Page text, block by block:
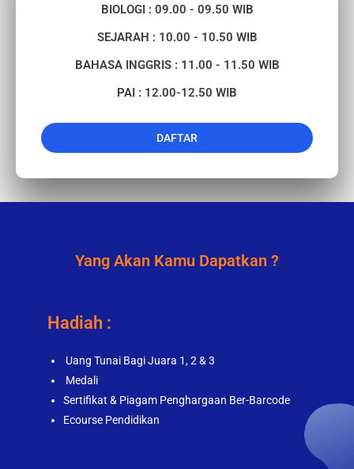
BIOLOGI : 09.00 - 09.50 WIB
SEJARAH : 10.00 - 10.50 WIB
BAHASA INGGRIS : 11.00 - 11.50 WIB
PAI : 12.00-12.50 WIB
DAFTAR
Yang Akan Kamu Dapatkan ?
Hadiah :
Uang Tunai Bagi Juara 1, 2 & 3
Medali
Sertifikat & Piagam Penghargaan Ber-Barcode
Ecourse Pendidikan